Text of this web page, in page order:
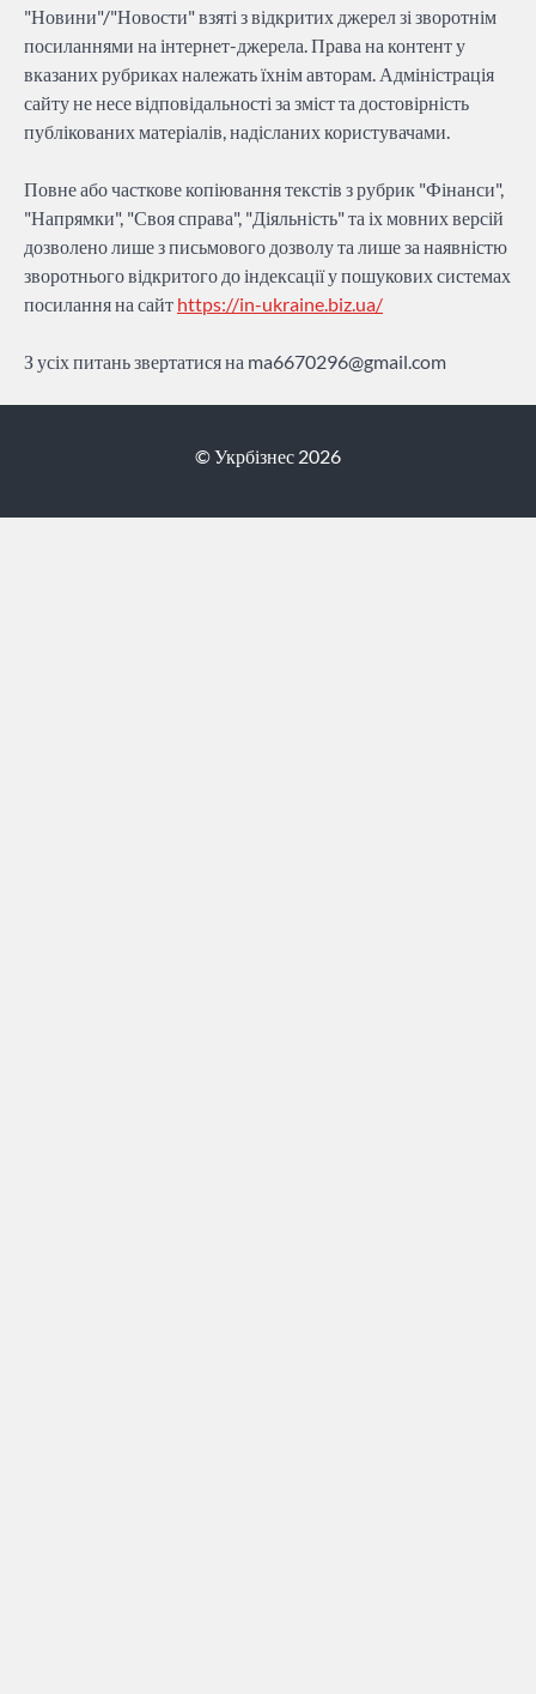
"Новини"/"Новости" взяті з відкритих джерел зі зворотнім
посиланнями на інтернет-джерела. Права на контент у
вказаних рубриках належать їхнім авторам. Адміністрація
сайту не несе відповідальності за зміст та достовірність
публікованих матеріалів, надісланих користувачами.
Повне або часткове копіювання текстів з рубрик "Фінанси",
"Напрямки", "Своя справа", "Діяльність" та іх мовних версій
дозволено лише з письмового дозволу та лише за наявністю
зворотнього відкритого до індексації у пошукових системах
посилання на сайт https://in-ukraine.biz.ua/
З усіх питань звертатися на ma6670296@gmail.com
© Укрбізнес 2026